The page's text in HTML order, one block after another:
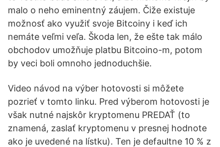
malo o neho eminentný záujem. Čiže existuje
možnosť ako využiť svoje Bitcoiny i keď ich
nemáte veľmi veľa. Škoda len, že ešte tak málo
obchodov umožňuje platbu Bitcoino-m, potom
by veci boli omnoho jednoduchšie.
Video návod na výber hotovosti si môžete
pozrieť v tomto linku. Pred výberom hotovosti je
však nutné najskôr kryptomenu PREDAŤ (to
znamená, zaslať kryptomenu v presnej hodnote
ako je uvedené na lístku). Ten je defaultne 10 % z